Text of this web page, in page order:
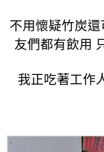
不用懷疑竹炭
友們都有飲用
我正吃著工作